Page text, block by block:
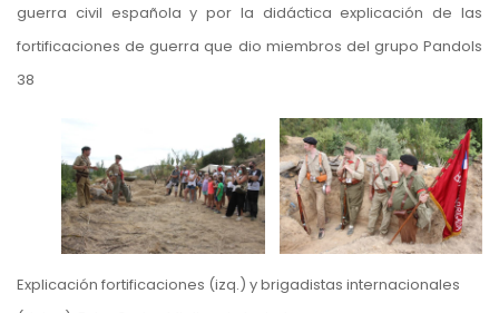
guerra civil española y por la didáctica explicación de las
fortificaciones de guerra que dio miembros del grupo Pandols
38
Explicación fortificaciones (izq.) y brigadistas internacionales